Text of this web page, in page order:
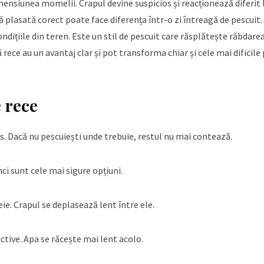
momelii. Crapul devine suspicios și reacționează diferit
corect poate face diferența într-o zi întreagă de pescuit.
din teren. Este un stil de pescuit care răsplătește
au un avantaj clar și pot transforma chiar și cele mai
rece
nu pescuiești unde trebuie, restul nu mai contează.
sunt cele mai sigure opțiuni.
Crapul se deplasează lent între ele.
Apa se răcește mai lent acolo.